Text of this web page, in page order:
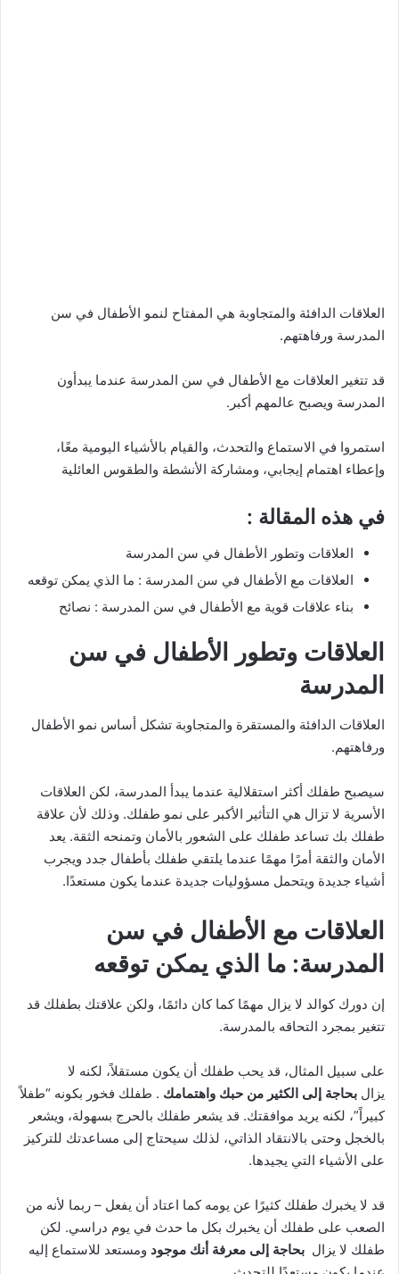
العلاقات الدافئة والمتجاوبة هي المفتاح لنمو الأطفال في سن
المدرسة ورفاهتهم.
قد تتغير العلاقات مع الأطفال في سن المدرسة عندما يبدأون
المدرسة ويصبح عالمهم أكبر.
استمروا في الاستماع والتحدث، والقيام بالأشياء اليومية معًا،
وإعطاء اهتمام إيجابي، ومشاركة الأنشطة والطقوس العائلية
في هذه المقالة :
العلاقات وتطور الأطفال في سن المدرسة
العلاقات مع الأطفال في سن المدرسة : ما الذي يمكن توقعه
بناء علاقات قوية مع الأطفال في سن المدرسة : نصائح
العلاقات وتطور الأطفال في سن
المدرسة
العلاقات الدافئة والمستقرة والمتجاوبة تشكل أساس نمو الأطفال
ورفاهتهم.
سيصبح طفلك أكثر استقلالية عندما يبدأ المدرسة، لكن العلاقات
الأسرية لا تزال هي التأثير الأكبر على نمو طفلك. وذلك لأن علاقة
طفلك بك تساعد طفلك على الشعور بالأمان وتمنحه الثقة. يعد
الأمان والثقة أمرًا مهمًا عندما يلتقي طفلك بأطفال جدد ويجرب
أشياء جديدة ويتحمل مسؤوليات جديدة عندما يكون مستعدًا.
العلاقات مع الأطفال في سن
المدرسة: ما الذي يمكن توقعه
إن دورك كوالد لا يزال مهمًا كما كان دائمًا، ولكن علاقتك بطفلك قد
تتغير بمجرد التحاقه بالمدرسة.
على سبيل المثال، قد يحب طفلك أن يكون مستقلاً، لكنه لا
يزال بحاجة إلى الكثير من حبك واهتمامك . طفلك فخور بكونه “طفلاً
كبيراً”، لكنه يريد موافقتك. قد يشعر طفلك بالحرج بسهولة، ويشعر
بالخجل وحتى بالانتقاد الذاتي، لذلك سيحتاج إلى مساعدتك للتركيز
على الأشياء التي يجيدها.
قد لا يخبرك طفلك كثيرًا عن يومه كما اعتاد أن يفعل – ربما لأنه من
الصعب على طفلك أن يخبرك بكل ما حدث في يوم دراسي. لكن
طفلك لا يزال بحاجة إلى معرفة أنك موجود ومستعد للاستماع إليه